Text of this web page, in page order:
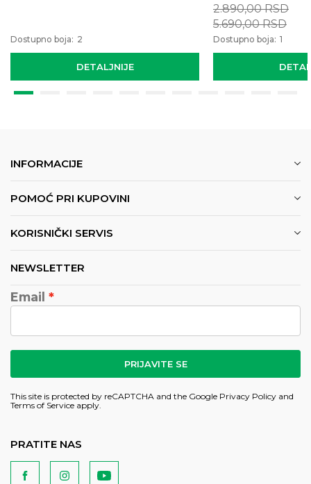
DETALJNIJE
Dostupno boja: 2
2.890,00RSD
5.690,00RSD
Dostupno boja: 1
INFORMACIJE
POMOĆ PRI KUPOVINI
KORISNIČKI SERVIS
NEWSLETTER
Email
PRIJAVITE SE
This site is protected by reCAPTCHA and the Google Privacy Policy and
Terms of Service apply.
PRATITE NAS